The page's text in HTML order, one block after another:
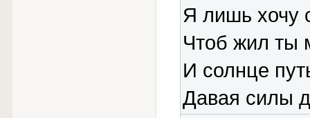
Я лишь хочу
Чтоб жил ты
И солнце
Давая силы